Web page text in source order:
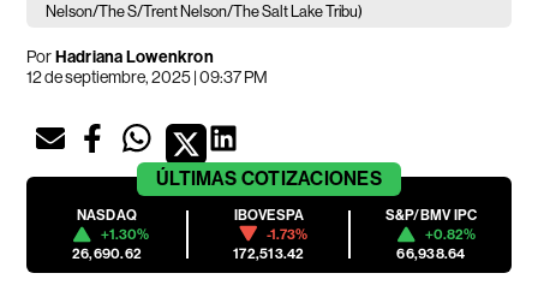
Nelson/The S/Trent Nelson/The Salt Lake Tribu)
PorHadriana Lowenkron
12 de septiembre, 2025 | 09:37 PM
ÚLTIMAS COTIZACIONES
NASDAQ
+1.30%
26,690.62
IBOVESPA
-1.73%
172,513.42
S&P/BMV IPC
+0.82%
66,938.64